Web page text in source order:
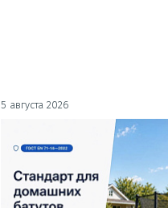
5 августа 2026